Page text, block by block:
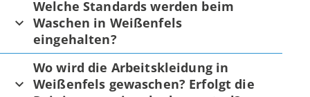
Welche Standards werden beim
Waschen in Weißenfels
eingehalten?
Wo wird die Arbeitskleidung in
Weißenfels gewaschen? Erfolgt die